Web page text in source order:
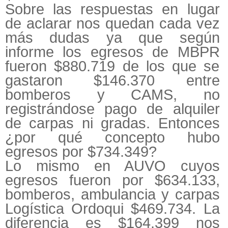
Sobre las respuestas en lugar
de aclarar nos quedan cada vez
más dudas ya que según
informe los egresos de MBPR
fueron $880.719 de los que se
gastaron $146.370 entre
bomberos y CAMS, no
registrándose pago de alquiler
de carpas ni gradas. Entonces
¿por qué concepto hubo
egresos por $734.349?
Lo mismo en AUVO cuyos
egresos fueron por $634.133,
bomberos, ambulancia y carpas
Logística Ordoqui $469.734. La
diferencia es $164.399 nos